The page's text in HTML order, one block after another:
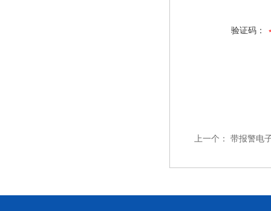
验证码：
上一个： 带报警电